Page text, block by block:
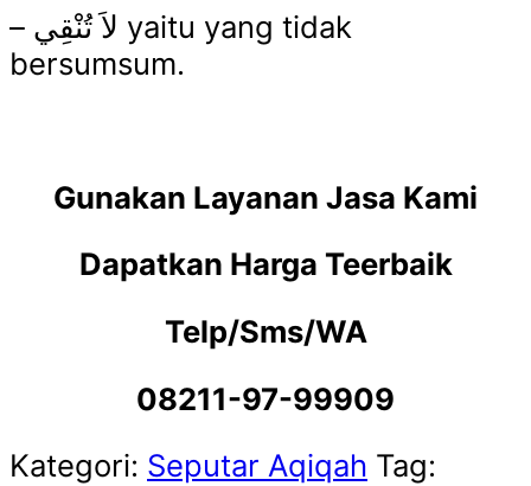
– لاَ تُنْقِي yaitu yang tidak
bersumsum.
Gunakan Layanan Jasa Kami
Dapatkan Harga Teerbaik
Telp/Sms/WA
08211-97-99909
Kategori: Seputar Aqiqah Tag: